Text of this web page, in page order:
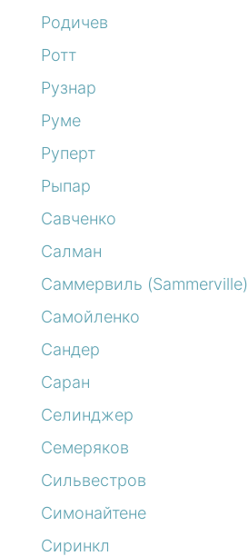
Родичев
Ротт
Рузнар
Руме
Руперт
Рыпар
Савченко
Салман
Саммервиль (Sammerville)
Самойленко
Сандер
Саран
Селинджер
Семеряков
Сильвестров
Симонайтене
Сиринкл